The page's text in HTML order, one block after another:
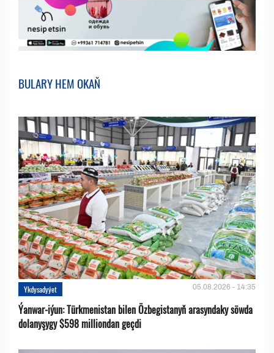
BULARY HEM OKAŇ
Ykdysadyýet 05.08.2026 - 14:35
Ýanwar-iýun: Türkmenistan bilen Özbegistanyň arasyndaky söwda
dolanyşygy $598 milliondan geçdi